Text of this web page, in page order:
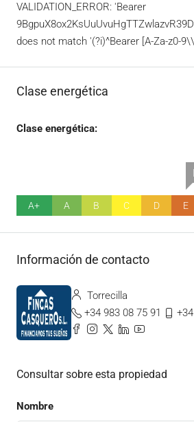
VALIDATION_ERROR: 'Bearer
does not match '(?i)^Bearer [A-Za-z0-
Clase energética
Clase energética:
A+ A B C D E
Información de contacto
Torrecilla
+34 983 08 75 91
Consultar sobre esta propiedad
Nombre